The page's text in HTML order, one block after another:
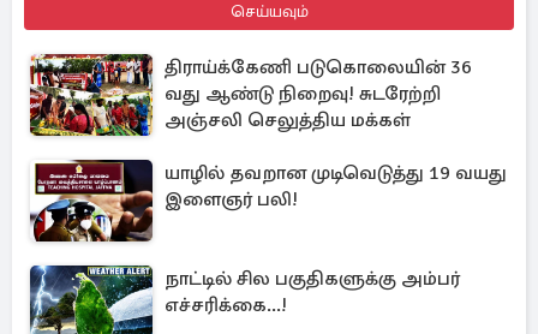
செய்யவும்
திராய்க்கேணி படுகொலையின் 36
வது ஆண்டு நிறைவு! சுடரேற்றி
அஞ்சலி செலுத்திய மக்கள்
யாழில் தவறான முடிவெடுத்து 19 வயது
இளைஞர் பலி!
நாட்டில் சில பகுதிகளுக்கு அம்பர்
எச்சரிக்கை...!